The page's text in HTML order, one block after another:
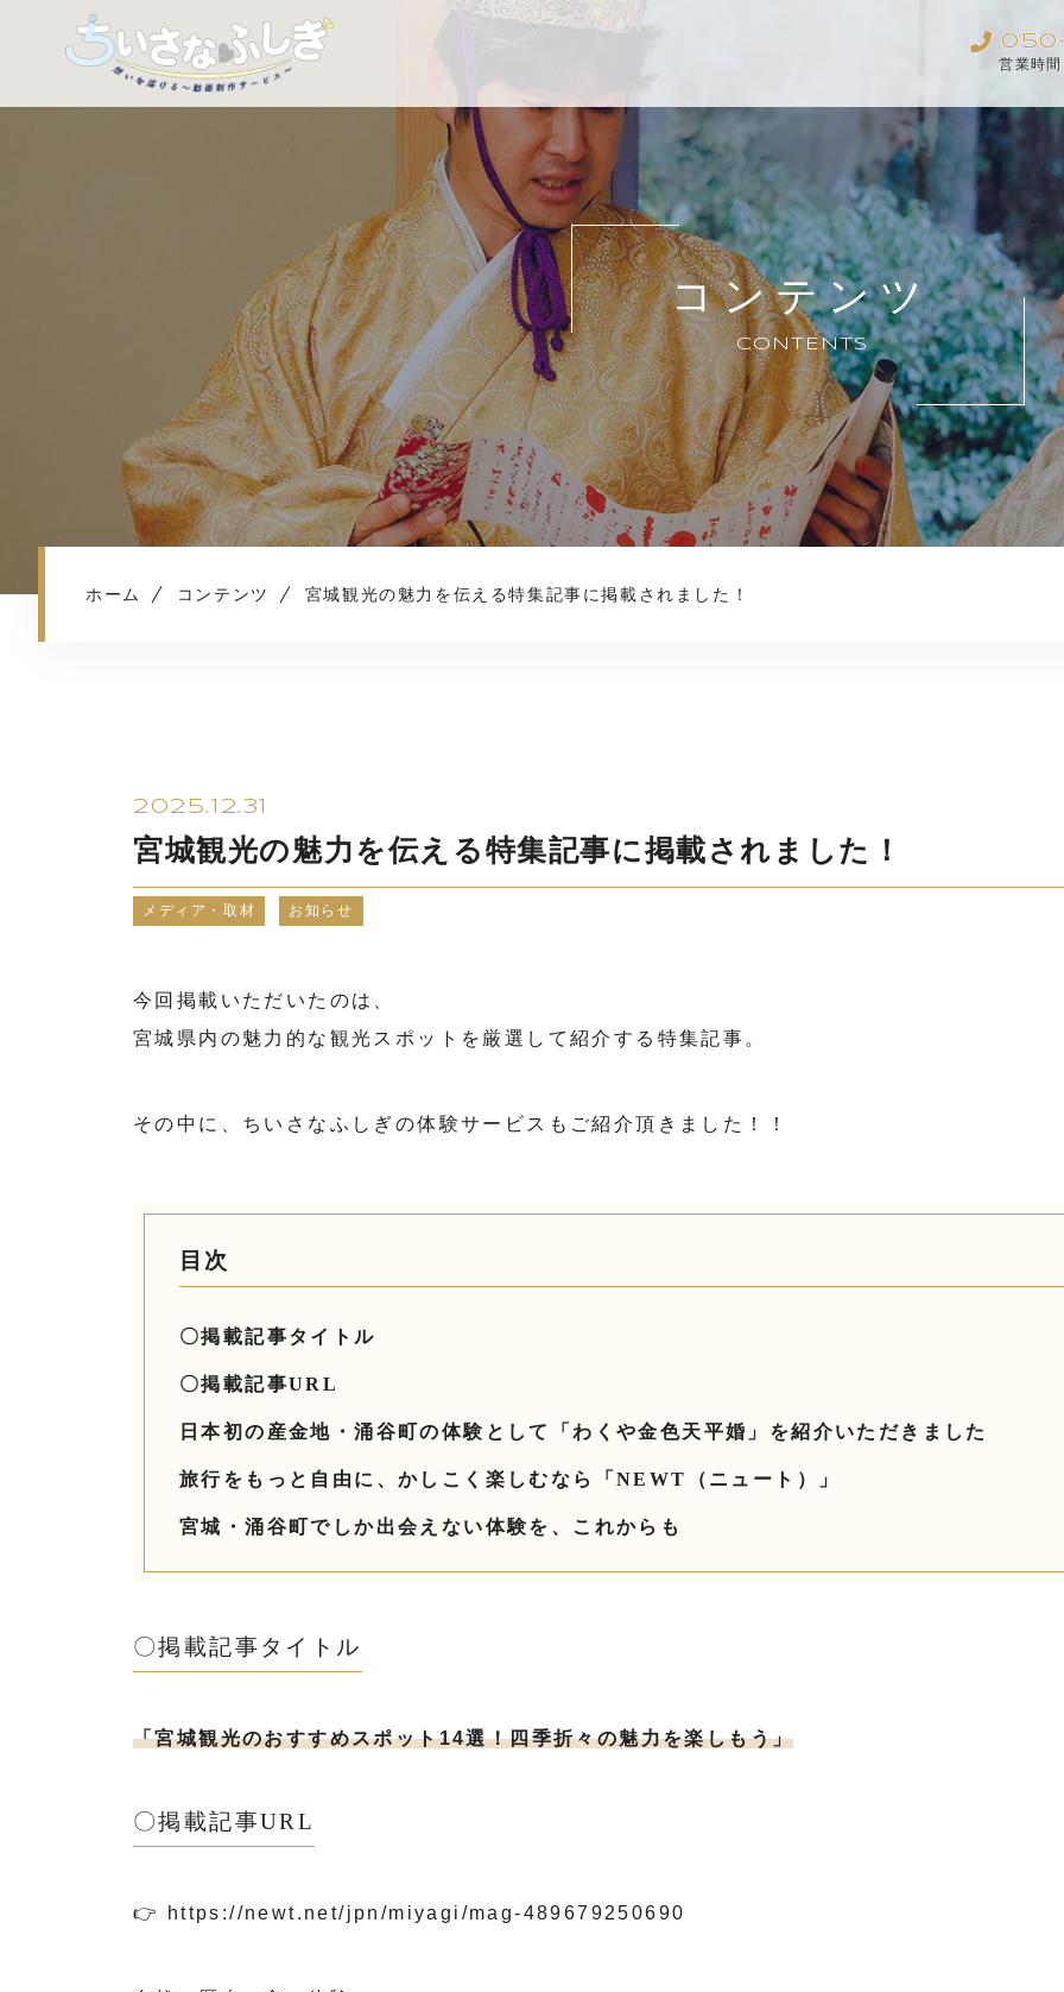
営業時
コンテンツ
CONTENTS
ホーム コンテンツ 宮城観光の魅力を伝える特集記事に掲載されました！
2025.12.31
宮城観光の魅力を伝える特集記事に掲載されました！
メディア・取材 お知らせ
今回掲載いただいたのは、
宮城県内の魅力的な観光スポットを厳選して紹介する特集記事。
その中に、ちいさなふしぎの体験サービスもご紹介頂きました！！
目次
〇掲載記事タイトル
〇掲載記事URL
日本初の産金地・涌谷町の体験として「わくや金色天平婚」を紹介いただきました
旅行をもっと自由に、かしこく楽しむなら「NEWT（ニュート）」
宮城・涌谷町でしか出会えない体験を、これからも
〇掲載記事タイトル
「宮城観光のおすすめスポット14選！四季折々の魅力を楽しもう」
〇掲載記事URL
👉 https://newt.net/jpn/miyagi/mag-489679250690